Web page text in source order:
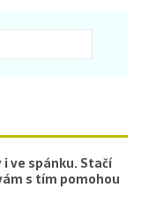
ve spánku. Stačí
s tím pomohou